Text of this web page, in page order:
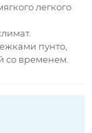
легкого
пунто,
со временем.